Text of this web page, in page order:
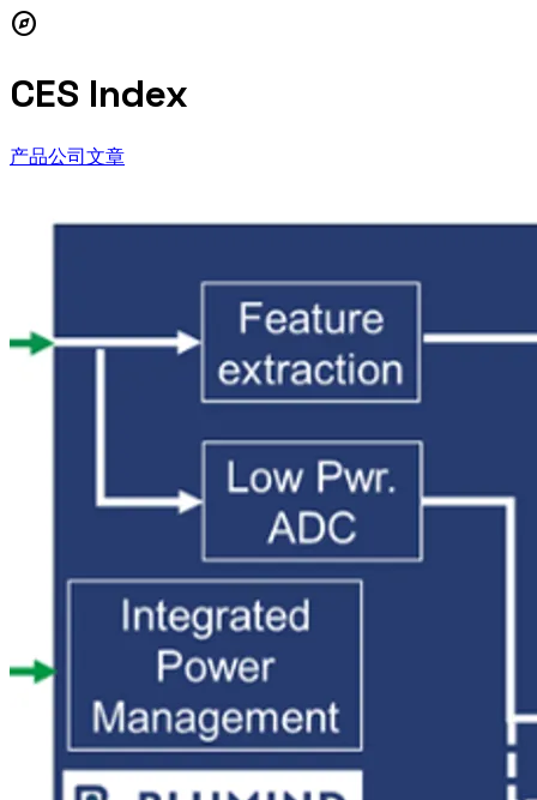
explore
CES Index
产品公司文章